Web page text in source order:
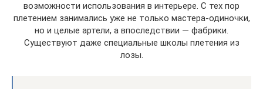
возможности использования в интерьере. С тех пор
плетением занимались уже не только мастера-одиночки,
но и целые артели, а впоследствии — фабрики.
Существуют даже специальные школы плетения из
лозы.